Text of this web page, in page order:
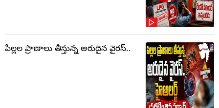
పిల్లల ప్రాణాలు తీస్తున్న అరుదైన వైరస్..